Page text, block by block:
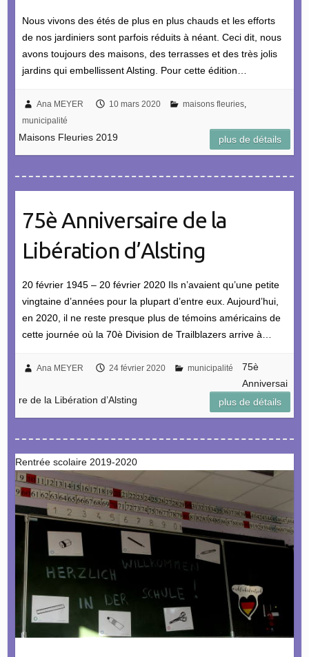
Nous vivons des étés de plus en plus chauds et les efforts
de nos jardiniers sont parfois réduits à néant. Ceci dit, nous
avons toujours des maisons, des terrasses et des très jolis
jardins qui embellissent Alsting. Pour cette édition…
Ana MEYER 10 mars 2020 maisons fleuries,
municipalité
Maisons Fleuries 2019 plus de détails
75è Anniversaire de la
Libération d’Alsting
20 février 1945 – 20 février 2020 Ils n’avaient qu’une petite
vingtaine d’années pour la plupart d’entre eux. Aujourd’hui,
en 2020, il ne reste presque plus de témoins américains de
cette journée où la 70è Division de Trailblazers arrive à…
Ana MEYER 24 février 2020 municipalité
75è
Anniversai
re de la Libération d’Alsting
plus de détails
Rentrée scolaire 2019-2020